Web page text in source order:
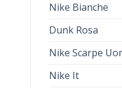
Nike Bianche
Dunk Rosa
Nike Scarpe
Nike It